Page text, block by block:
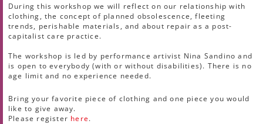
During this workshop we will reflect on our relationship with
clothing, the concept of planned obsolescence, fleeting
trends, perishable materials, and about repair as a post-
capitalist care practice.
The workshop is led by performance artivist Nina Sandino and
is open to everybody (with or without disabilities). There is no
age limit and no experience needed.
Bring your favorite piece of clothing and one piece you would
like to give away.
Please register here.